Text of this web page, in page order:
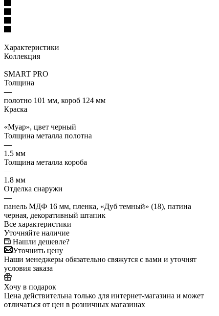
Характеристики
Коллекция
—
SMART PRO
Толщина
—
полотно 101 мм, короб 124 мм
Краска
—
«Муар», цвет черный
Толщина металла полотна
—
1.5 мм
Толщина металла короба
—
1.8 мм
Отделка снаружи
—
панель МДФ 16 мм, пленка, «Дуб темный» (18), патина
черная, декоративный штапик
Все характеристики
Уточняйте наличие
Нашли дешевле?
Уточнить цену
Наши менеджеры обязательно свяжутся с вами и уточнят
условия заказа
Хочу в подарок
Цена действительна только для интернет-магазина и может
отличаться от цен в розничных магазинах